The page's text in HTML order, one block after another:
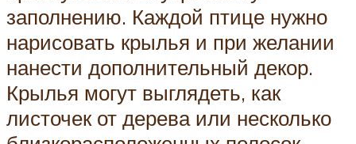
заполнению. Каждой птице нужно
нарисовать крылья и при желании
нанести дополнительный декор.
Крылья могут выглядеть, как
листочек от дерева или несколько